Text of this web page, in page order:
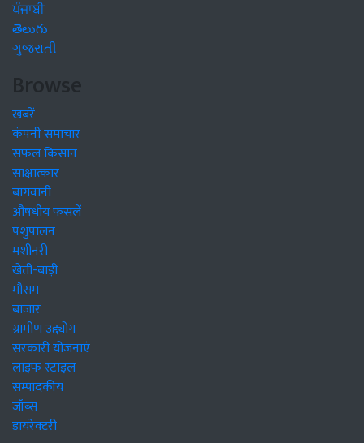
ਪੰਜਾਬੀ
తెలుగు
ગુજરાતી
Browse
खबरें
कंपनी समाचार
सफल किसान
साक्षात्कार
बागवानी
औषधीय फसलें
पशुपालन
मशीनरी
खेती-बाड़ी
मौसम
बाजार
ग्रामीण उद्द्योग
सरकारी योजनाएं
लाइफ स्टाइल
सम्पादकीय
जॉब्स
डायरेक्टरी